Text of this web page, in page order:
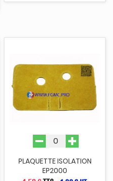
PLAQUETTE ISOLATION
EP2000